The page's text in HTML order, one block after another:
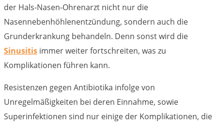
der Hals-Nasen-Ohrenarzt nicht nur die
Nasennebenhöhlenentzündung, sondern auch die
Grunderkrankung behandeln. Denn sonst wird die
Sinusitis immer weiter fortschreiten, was zu
Komplikationen führen kann.
Resistenzen gegen Antibiotika infolge von
Unregelmäßigkeiten bei deren Einnahme, sowie
Superinfektionen sind nur einige der Komplikationen, die